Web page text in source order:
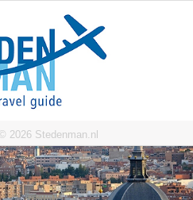
2026 Stedenman.nl